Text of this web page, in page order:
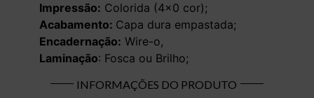
Impressão: Colorida (4×0 cor);
Acabamento: Capa dura empastada;
Encadernação: Wire-o,
Laminação: Fosca ou Brilho;
INFORMAÇÕES DO PRODUTO